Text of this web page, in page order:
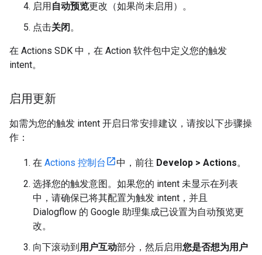
启用自动预览更改（如果尚未启用）。
点击关闭。
在 Actions SDK 中，在 Action 软件包中定义您的触发
intent。
启用更新
如需为您的触发 intent 开启日常安排建议，请按以下步骤操
作：
在 Actions 控制台 中，前往 Develop > Actions。
选择您的触发意图。如果您的 intent 未显示在列表
中，请确保已将其配置为触发 intent，并且
Dialogflow 的 Google 助理集成已设置为自动预览更
改。
向下滚动到用户互动部分，然后启用您是否想为用户